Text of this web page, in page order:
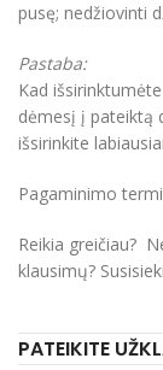
pusę; nedžiovinti
Pastaba:
Kad
dėmesį į pateiktą
išsirinkite
Pagaminimo
Reikia greičiau?
klausimų?
PATEIKITE